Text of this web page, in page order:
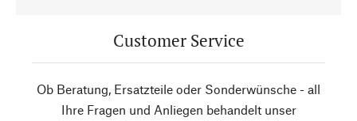
Customer Service
Ob Beratung, Ersatzteile oder Sonderwünsche - all
Ihre Fragen und Anliegen behandelt unser